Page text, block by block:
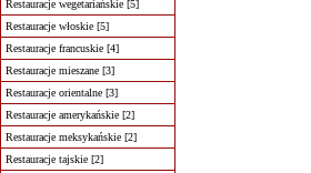
Restauracje wegetariańskie [5]
Restauracje włoskie [5]
Restauracje francuskie [4]
Restauracje mieszane [3]
Restauracje orientalne [3]
Restauracje amerykańskie [2]
Restauracje meksykańskie [2]
Restauracje tajskie [2]